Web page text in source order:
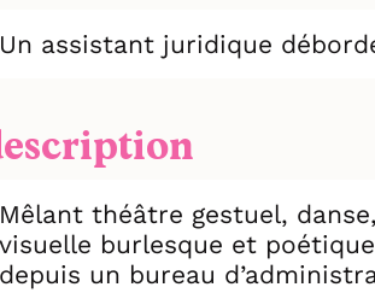
Un assistant juridique
Mêlant théâtre gestuel,
visuelle burlesque et
depuis un bureau